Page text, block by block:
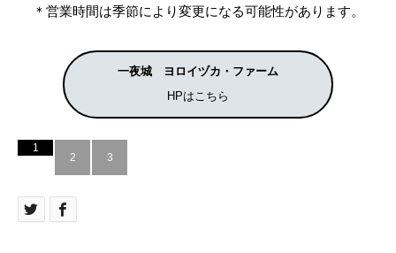
＊営業時間は季節により変更になる可能性があります。
一夜城 ヨロイヅカ・ファーム
HPはこちら
1
2 3